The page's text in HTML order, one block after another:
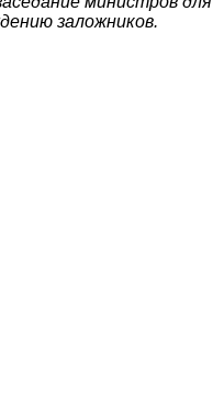
заложников.